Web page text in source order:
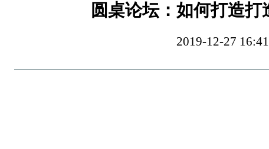
圆桌论坛：如何打造打
2019-12-27